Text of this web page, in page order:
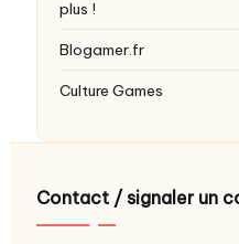
plus !
Blogamer.fr
Culture Games
Contact / signaler un